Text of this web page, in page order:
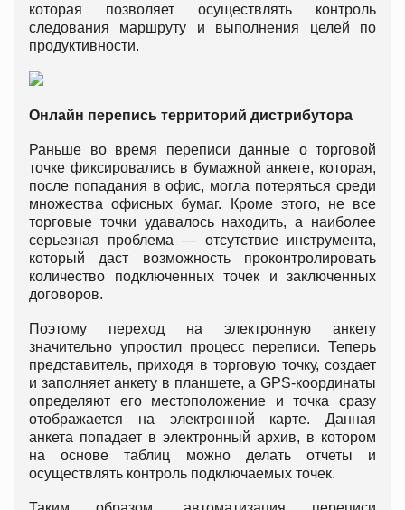
которая позволяет осуществлять контроль
следования маршруту и выполнения целей по
продуктивности.
Онлайн перепись территорий дистрибутора
Раньше во время переписи данные о торговой
точке фиксировались в бумажной анкете, которая,
после попадания в офис, могла потеряться среди
множества офисных бумаг. Кроме этого, не все
торговые точки удавалось находить, а наиболее
серьезная проблема — отсутствие инструмента,
который даст возможность проконтролировать
количество подключенных точек и заключенных
договоров.
Поэтому переход на электронную анкету
значительно упростил процесс переписи. Теперь
представитель, приходя в торговую точку, создает
и заполняет анкету в планшете, а GPS-координаты
определяют его местоположение и точка сразу
отображается на электронной карте. Данная
анкета попадает в электронный архив, в котором
на основе таблиц можно делать отчеты и
осуществлять контроль подключаемых точек.